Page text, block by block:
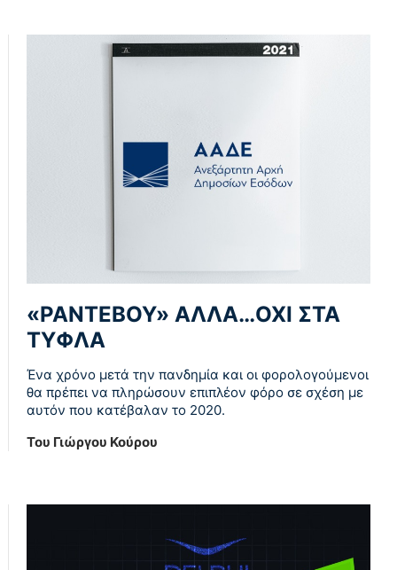
«ΡΑΝΤΕΒΟΥ» ΑΛΛΑ…ΟΧΙ ΣΤΑ
ΤΥΦΛΑ
Ένα χρόνο μετά την πανδημία και οι φορολογούμενοι
θα πρέπει να πληρώσουν επιπλέον φόρο σε σχέση με
αυτόν που κατέβαλαν το 2020.
Του Γιώργου Κούρου